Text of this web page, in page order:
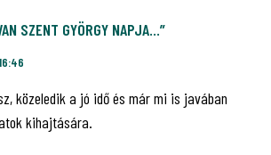
SZENT GYÖRGY NAPJA…”
közeledik a jó idő és már mi is javában
kihajtására.